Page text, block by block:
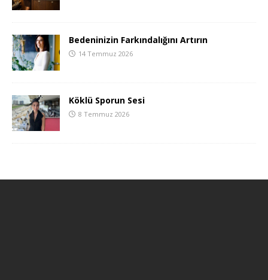
Bedeninizin Farkındalığını Artırın
14 Temmuz 2026
Köklü Sporun Sesi
8 Temmuz 2026